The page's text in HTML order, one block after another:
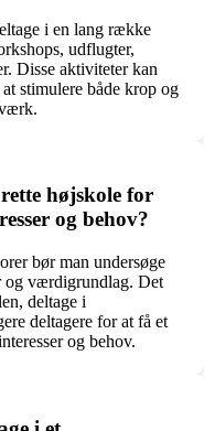
i en lang række
udflugter,
Disse aktiviteter kan
stimulere både krop og
højskole for
og behov?
bør man undersøge
og værdigrundlag. Det
deltage i
deltagere for at få et
og behov.